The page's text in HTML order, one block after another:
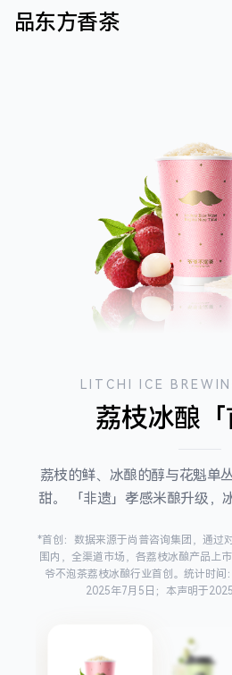
品东方香茶
LITCHI ICE
荔枝冰酿「
荔枝的鲜、冰酿的醇与花魁单
甜。 「非遗」孝感米酿升级，
*首创：数据来源于尚普咨询集团，通过
围内，全渠道市场，各荔枝冰酿产品上
爷不泡茶荔枝冰酿行业首创。统计时间
2025年7月5日；本声明于